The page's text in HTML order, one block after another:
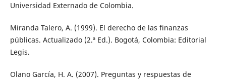
Universidad Externado de Colombia.
Miranda Talero, A. (1999). El derecho de las finanzas
públicas. Actualizado (2.ª Ed.). Bogotá, Colombia: Editorial
Legis.
Olano García, H. A. (2007). Preguntas y respuestas de